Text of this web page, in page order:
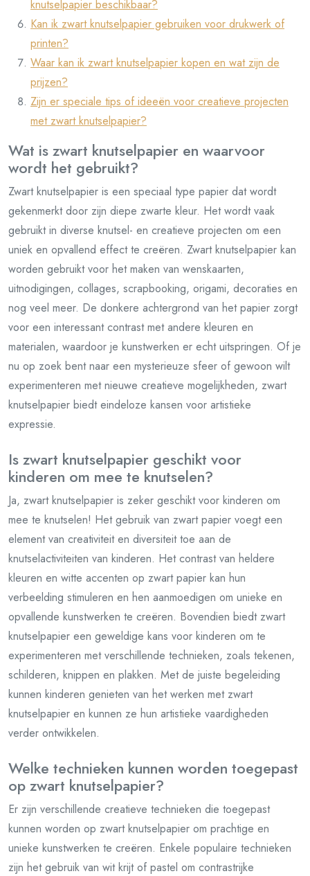
knutselpapier beschikbaar?
Kan ik zwart knutselpapier gebruiken voor drukwerk of
printen?
Waar kan ik zwart knutselpapier kopen en wat zijn de
prijzen?
Zijn er speciale tips of ideeën voor creatieve projecten
met zwart knutselpapier?
Wat is zwart knutselpapier en waarvoor
wordt het gebruikt?
Zwart knutselpapier is een speciaal type papier dat wordt
gekenmerkt door zijn diepe zwarte kleur. Het wordt vaak
gebruikt in diverse knutsel- en creatieve projecten om een
uniek en opvallend effect te creëren. Zwart knutselpapier kan
worden gebruikt voor het maken van wenskaarten,
uitnodigingen, collages, scrapbooking, origami, decoraties en
nog veel meer. De donkere achtergrond van het papier zorgt
voor een interessant contrast met andere kleuren en
materialen, waardoor je kunstwerken er echt uitspringen. Of je
nu op zoek bent naar een mysterieuze sfeer of gewoon wilt
experimenteren met nieuwe creatieve mogelijkheden, zwart
knutselpapier biedt eindeloze kansen voor artistieke
expressie.
Is zwart knutselpapier geschikt voor
kinderen om mee te knutselen?
Ja, zwart knutselpapier is zeker geschikt voor kinderen om
mee te knutselen! Het gebruik van zwart papier voegt een
element van creativiteit en diversiteit toe aan de
knutselactiviteiten van kinderen. Het contrast van heldere
kleuren en witte accenten op zwart papier kan hun
verbeelding stimuleren en hen aanmoedigen om unieke en
opvallende kunstwerken te creëren. Bovendien biedt zwart
knutselpapier een geweldige kans voor kinderen om te
experimenteren met verschillende technieken, zoals tekenen,
schilderen, knippen en plakken. Met de juiste begeleiding
kunnen kinderen genieten van het werken met zwart
knutselpapier en kunnen ze hun artistieke vaardigheden
verder ontwikkelen.
Welke technieken kunnen worden toegepast
op zwart knutselpapier?
Er zijn verschillende creatieve technieken die toegepast
kunnen worden op zwart knutselpapier om prachtige en
unieke kunstwerken te creëren. Enkele populaire technieken
zijn het gebruik van wit krijt of pastel om contrastrijke